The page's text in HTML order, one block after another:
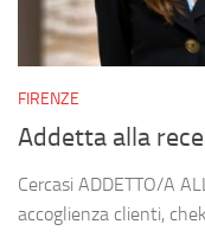
FIRENZE
Addetta alla
Cercasi ADDETTO/A
accoglienza clienti,